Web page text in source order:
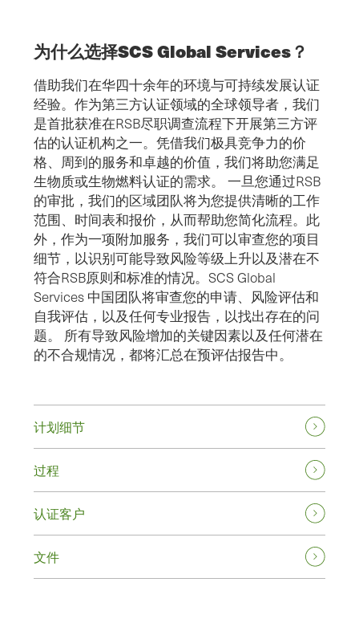
为什么选择SCS Global Services？
借助我们在华四十余年的环境与可持续发展认证
经验。作为第三方认证领域的全球领导者，我们
是首批获准在RSB尽职调查流程下开展第三方评
估的认证机构之一。凭借我们极具竞争力的价
格、周到的服务和卓越的价值，我们将助您满足
生物质或生物燃料认证的需求。 一旦您通过RSB
的审批，我们的区域团队将为您提供清晰的工作
范围、时间表和报价，从而帮助您简化流程。此
外，作为一项附加服务，我们可以审查您的项目
细节，以识别可能导致风险等级上升以及潜在不
符合RSB原则和标准的情况。SCS Global
Services 中国团队将审查您的申请、风险评估和
自我评估，以及任何专业报告，以找出存在的问
题。 所有导致风险增加的关键因素以及任何潜在
的不合规情况，都将汇总在预评估报告中。
计划细节
过程
认证客户
文件